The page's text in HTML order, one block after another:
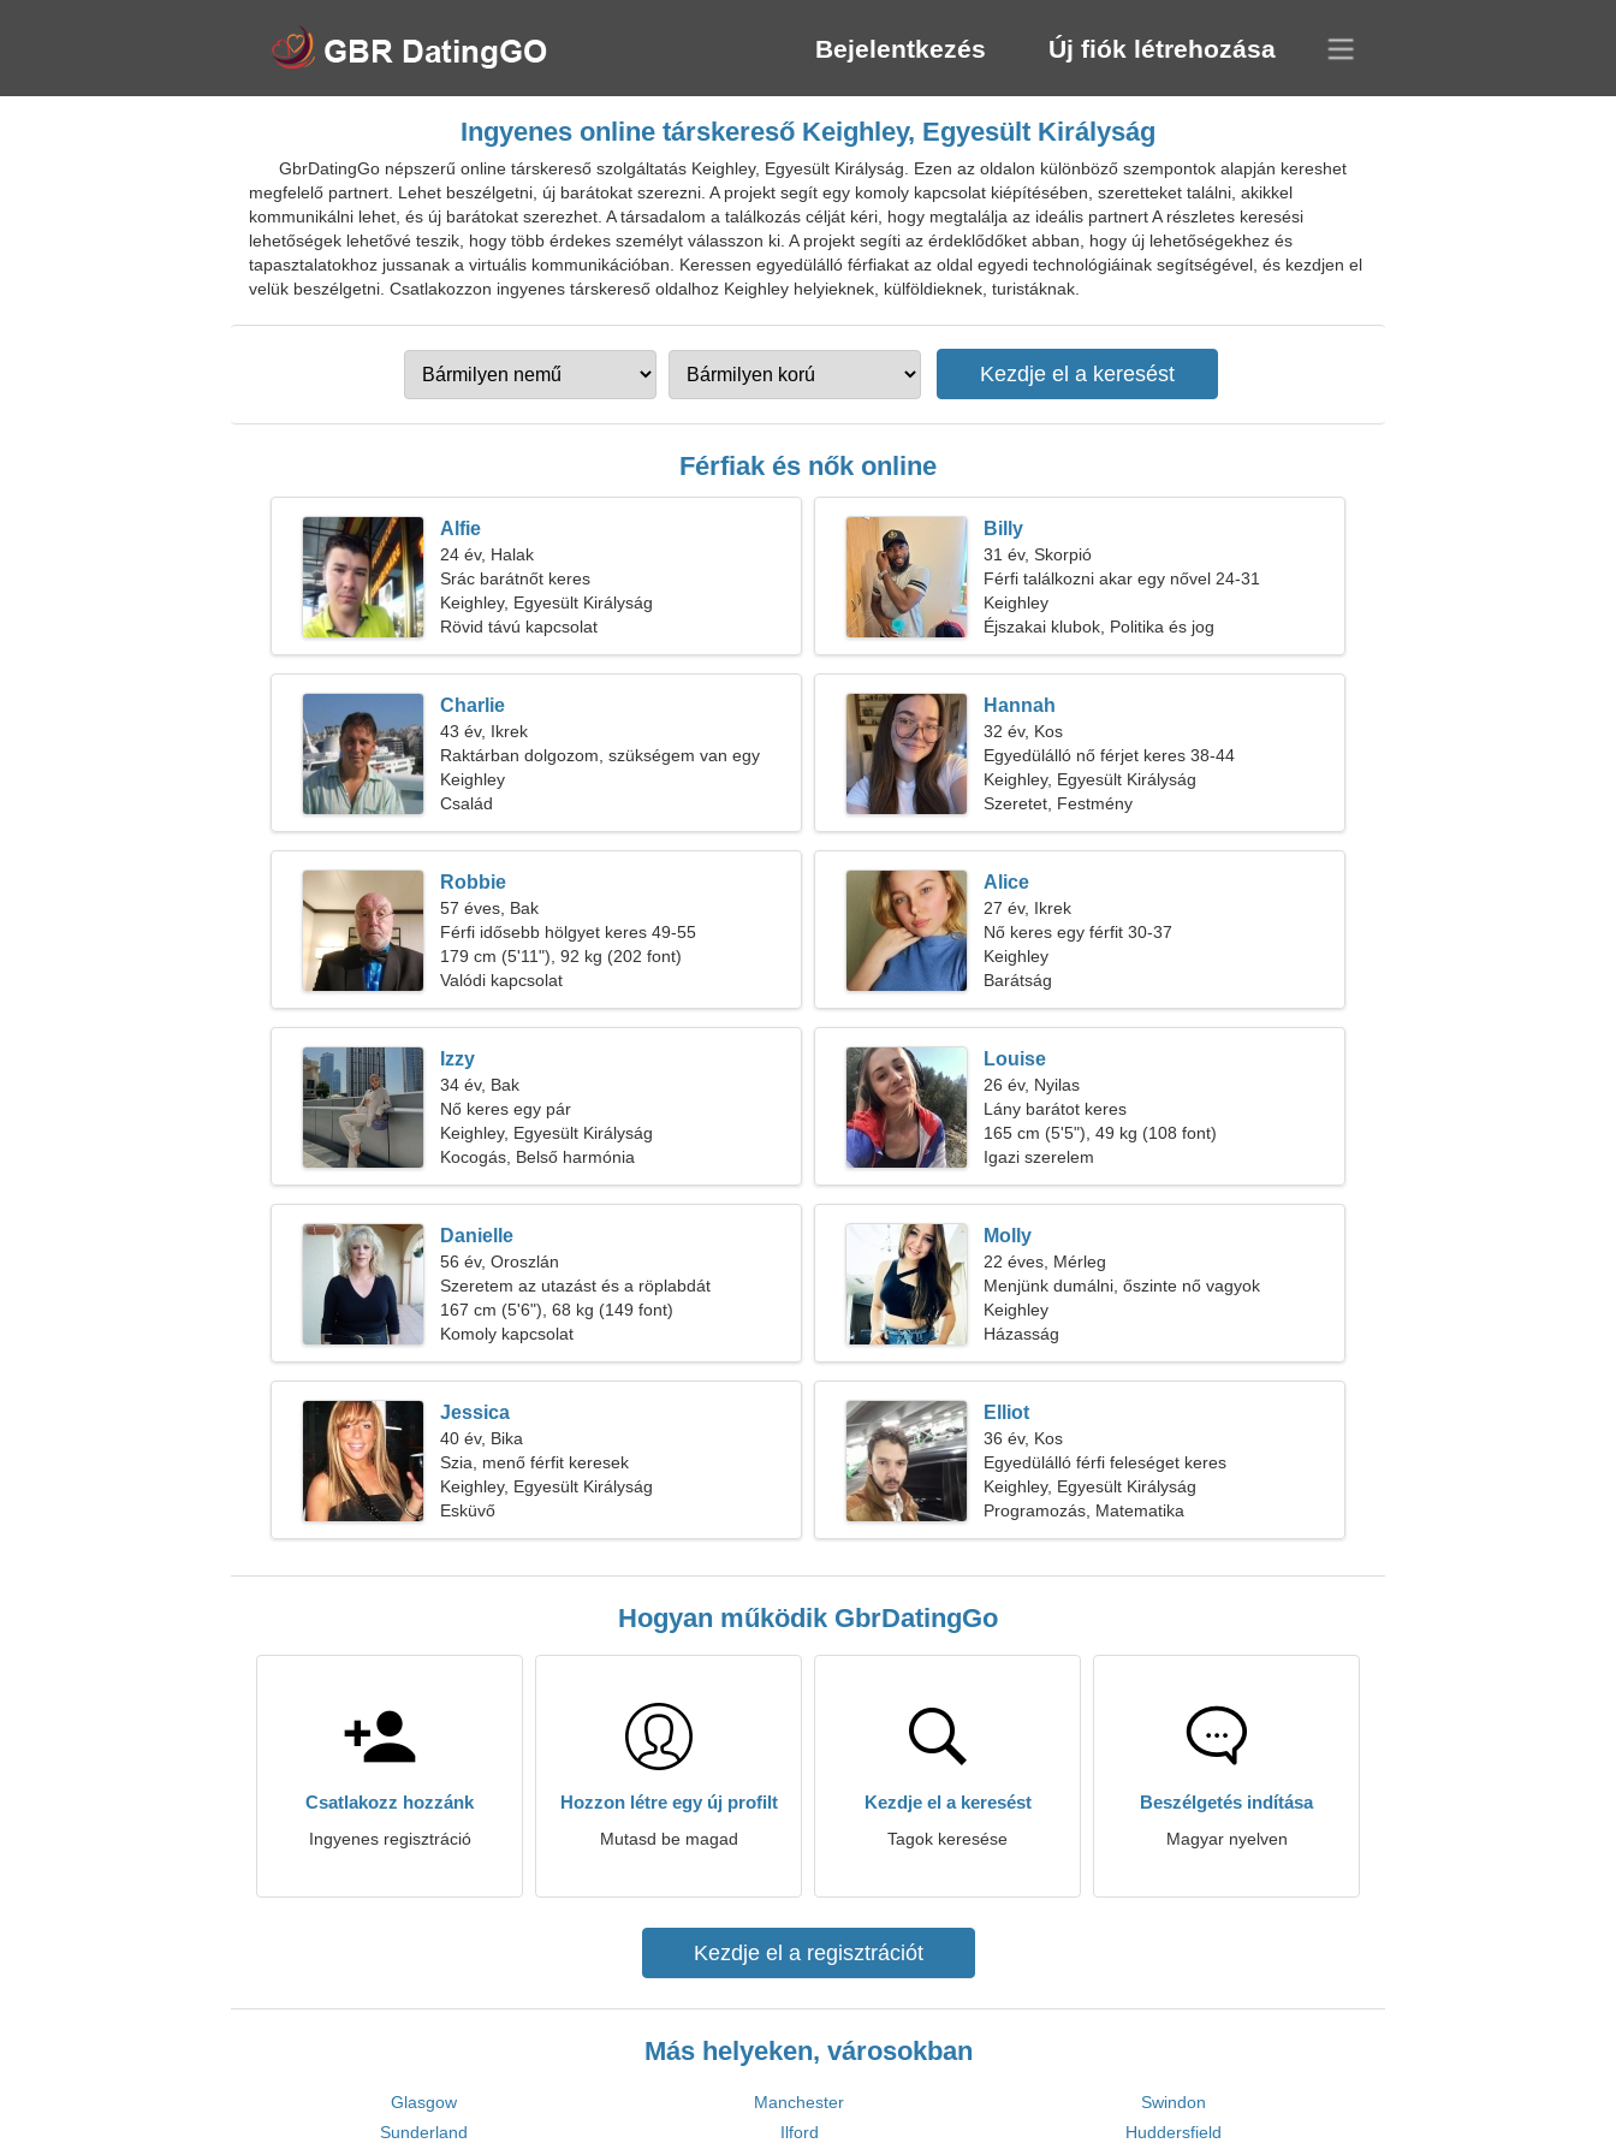
Bejelentkezés Új fiók létrehozása
Ingyenes online társkereső Keighley, Egyesült Királyság
GbrDatingGo népszerű online társkereső szolgáltatás Keighley, Egyesült Királyság. Ezen az oldalon különböző szempontok alapján kereshet
megfelelő partnert. Lehet beszélgetni, új barátokat szerezni. A projekt segít egy komoly kapcsolat kiépítésében, szeretteket találni, akikkel
kommunikálni lehet, és új barátokat szerezhet. A társadalom a találkozás célját kéri, hogy megtalálja az ideális partnert A részletes keresési
lehetőségek lehetővé teszik, hogy több érdekes személyt válasszon ki. A projekt segíti az érdeklődőket abban, hogy új lehetőségekhez és
tapasztalatokhoz jussanak a virtuális kommunikációban. Keressen egyedülálló férfiakat az oldal egyedi technológiáinak segítségével, és kezdjen el
velük beszélgetni. Csatlakozzon ingyenes társkereső oldalhoz Keighley helyieknek, külföldieknek, turistáknak.
Férfiak és nők online
Alfie
24 év, Halak
Srác barátnőt keres
Keighley, Egyesült Királyság
Rövid távú kapcsolat
Billy
31 év, Skorpió
Férfi találkozni akar egy nővel 24-31
Keighley
Éjszakai klubok, Politika és jog
Charlie
43 év, Ikrek
Raktárban dolgozom, szükségem van egy
érzéki nőre
Keighley
Család
Hannah
32 év, Kos
Egyedülálló nő férjet keres 38-44
Keighley, Egyesült Királyság
Szeretet, Festmény
Robbie
57 éves, Bak
Férfi idősebb hölgyet keres 49-55
179 cm (5'11"), 92 kg (202 font)
Valódi kapcsolat
Alice
27 év, Ikrek
Nő keres egy férfit 30-37
Keighley
Barátság
Izzy
34 év, Bak
Nő keres egy pár
Keighley, Egyesült Királyság
Kocogás, Belső harmónia
Louise
26 év, Nyilas
Lány barátot keres
165 cm (5'5"), 49 kg (108 font)
Igazi szerelem
Danielle
56 év, Oroszlán
Szeretem az utazást és a röplabdát
167 cm (5'6"), 68 kg (149 font)
Komoly kapcsolat
Molly
22 éves, Mérleg
Menjünk dumálni, őszinte nő vagyok
Keighley
Házasság
Jessica
40 év, Bika
Szia, menő férfit keresek
Keighley, Egyesült Királyság
Esküvő
Elliot
36 év, Kos
Egyedülálló férfi feleséget keres
Keighley, Egyesült Királyság
Programozás, Matematika
Hogyan működik GbrDatingGo
Csatlakozz hozzánk
Ingyenes regisztráció
Hozzon létre egy új profilt
Mutasd be magad
Kezdje el a keresést
Tagok keresése
Beszélgetés indítása
Magyar nyelven
Kezdje el a regisztrációt
Más helyeken, városokban
Glasgow Manchester
Swindon
Sunderland
Ilford
Huddersfield